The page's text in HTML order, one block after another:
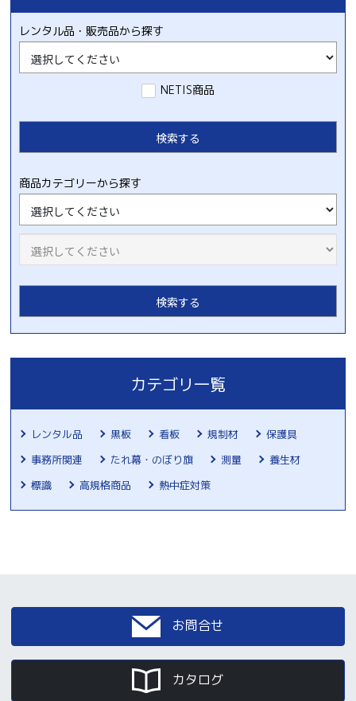
レンタル品・販売品から探す
NETIS商品
商品カテゴリーから探す
カテゴリ一覧
レンタル品 黒板 看板 規制材
保護具
事務所関連
たれ幕・のぼり旗 測量
養生材
標識
高規格商品 熱中症対策
お問合せ
カタログ